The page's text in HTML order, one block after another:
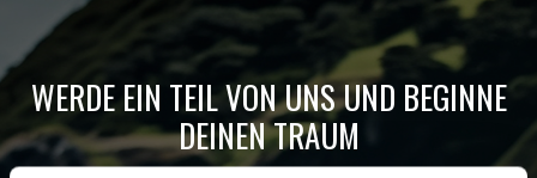
WERDE EIN TEIL VON UNS UND BEGINNE
DEINEN TRAUM